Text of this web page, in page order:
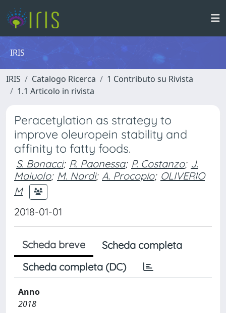
IRIS
IRIS Catalogo Ricerca
1 Contributo su Rivista
1.1 Articolo in rivista
Peracetylation as strategy to
improve oleuropein stability and
affinity to fatty foods.
S. Bonacci; R. Paonessa; P. Costanzo; J.
Maiuolo; M. Nardi; A. Procopio; OLIVERIO
M
2018-01-01
Scheda breve
Scheda completa
Scheda completa (DC)
Anno
2018